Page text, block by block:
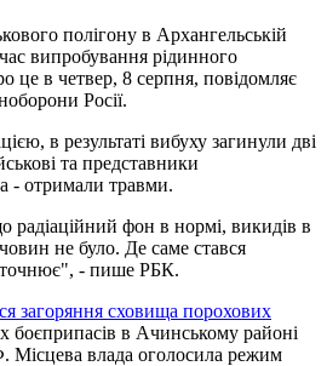
полігону в Архангельській
випробування рідинного
це в четвер, 8 серпня, повідомляє
Росії.
в результаті вибуху загинули дві
та представники
- отримали травми.
радіаційний фон в нормі, викидів в
не було. Де саме стався
- пише РБК.
загоряння сховища порохових
боєприпасів в Ачинському районі
Місцева влада оголосила режим